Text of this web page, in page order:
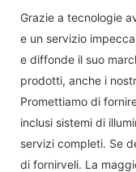
Grazie a tecnologie
e un servizio
e diffonde il suo
prodotti, anche i
Promettiamo di
inclusi sistemi di
servizi completi. Se
di fornirveli. La